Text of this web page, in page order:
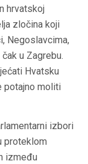
hrvatskoj
zločina koji
Negoslavcima,
u Zagrebu.
Hvatsku
potajno moliti
izbori
proteklom
između